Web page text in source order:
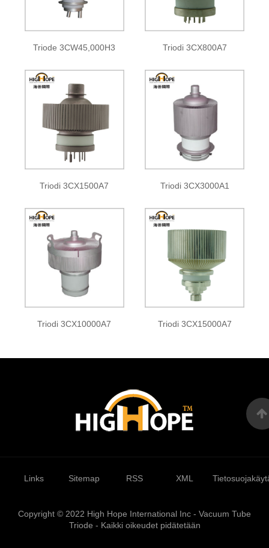
Triode 3CW45,000H3 Triodi 3CX800A7
Triodi 3CX1500A7 Triodi 3CX3000A1
Triodi 3CX10000A7 Triodi 3CX15000A7
Links Sitemap RSS XML
Copyright © 2022 High Hope International Inc - Vacuum Tube
Triode - Kaikki oikeudet pidätetään